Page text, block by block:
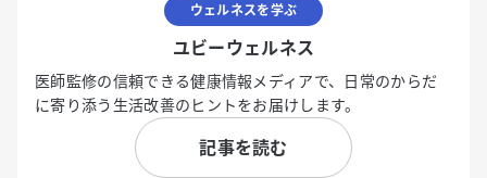
ウェルネスを学ぶ
ユビーウェルネス
医師監修の信頼できる健康情報メディアで、日常のからだ
に寄り添う生活改善のヒントをお届けします。
記事を読む